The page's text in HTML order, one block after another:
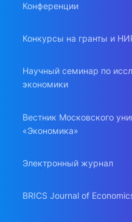
Конференции
Конкурсы на гранты и
Научный семинар по
экономики
Вестник Московского
«Экономика»
Электронный журнал
BRICS Journal of